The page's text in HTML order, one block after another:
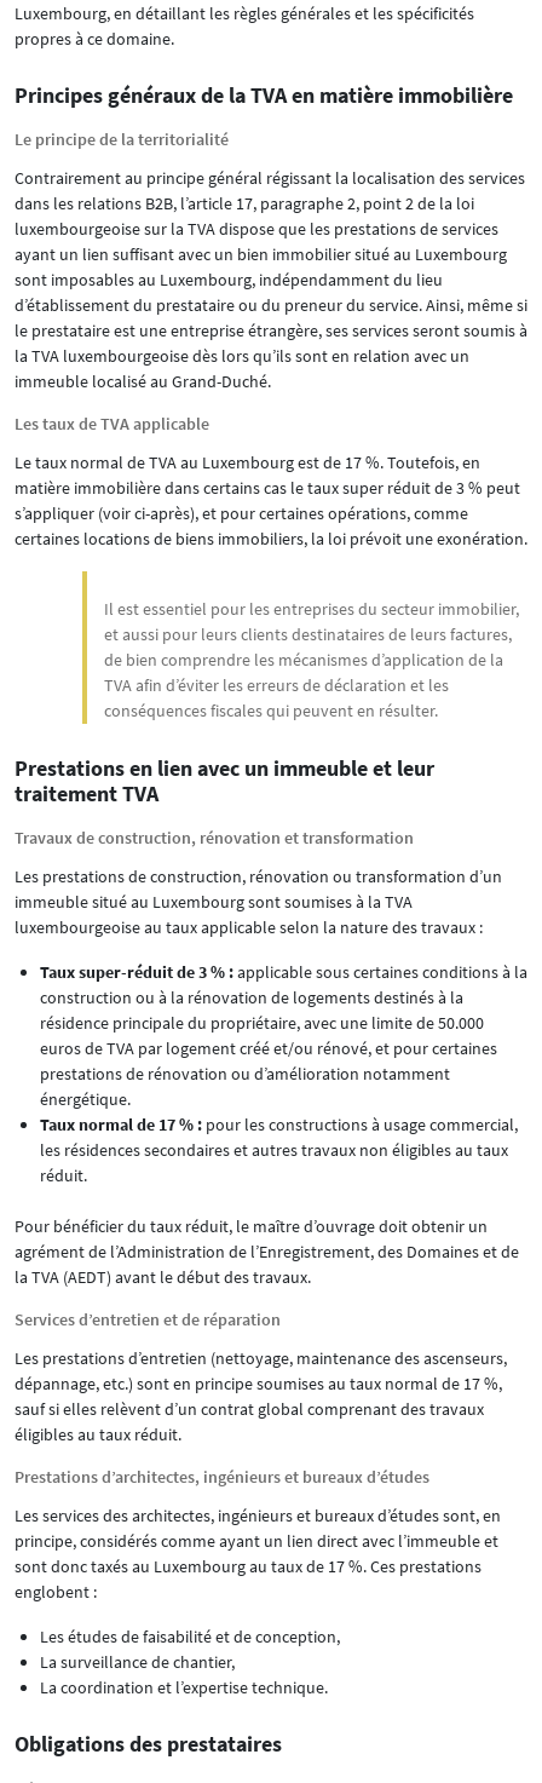
Luxembourg, en détaillant les règles générales et les spécificités
propres à ce domaine.
Principes généraux de la TVA en matière immobilière
Le principe de la territorialité
Contrairement au principe général régissant la localisation des services
dans les relations B2B, l’article 17, paragraphe 2, point 2 de la loi
luxembourgeoise sur la TVA dispose que les prestations de services
ayant un lien suffisant avec un bien immobilier situé au Luxembourg
sont imposables au Luxembourg, indépendamment du lieu
d’établissement du prestataire ou du preneur du service. Ainsi, même si
le prestataire est une entreprise étrangère, ses services seront soumis à
la TVA luxembourgeoise dès lors qu’ils sont en relation avec un
immeuble localisé au Grand-Duché.
Les taux de TVA applicable
Le taux normal de TVA au Luxembourg est de 17 %. Toutefois, en
matière immobilière dans certains cas le taux super réduit de 3 % peut
s’appliquer (voir ci-après), et pour certaines opérations, comme
certaines locations de biens immobiliers, la loi prévoit une exonération.
Il est essentiel pour les entreprises du secteur immobilier,
et aussi pour leurs clients destinataires de leurs factures,
de bien comprendre les mécanismes d’application de la
TVA afin d’éviter les erreurs de déclaration et les
conséquences fiscales qui peuvent en résulter.
Prestations en lien avec un immeuble et leur
traitement TVA
Travaux de construction, rénovation et transformation
Les prestations de construction, rénovation ou transformation d’un
immeuble situé au Luxembourg sont soumises à la TVA
luxembourgeoise au taux applicable selon la nature des travaux :
Taux super-réduit de 3 % :applicable sous certaines conditions à la
construction ou à la rénovation de logements destinés à la
résidence principale du propriétaire, avec une limite de 50.000
euros de TVA par logement créé et/ou rénové, et pour certaines
prestations de rénovation ou d’amélioration notamment
énergétique.
Taux normal de 17 % : pour les constructions à usage commercial,
les résidences secondaires et autres travaux non éligibles au taux
réduit.
Pour bénéficier du taux réduit, le maître d’ouvrage doit obtenir un
agrément de l’Administration de l’Enregistrement, des Domaines et de
la TVA (AEDT) avant le début des travaux.
Services d’entretien et de réparation
Les prestations d’entretien (nettoyage, maintenance des ascenseurs,
dépannage, etc.) sont en principe soumises au taux normal de 17 %,
sauf si elles relèvent d’un contrat global comprenant des travaux
éligibles au taux réduit.
Prestations d’architectes, ingénieurs et bureaux d’études
Les services des architectes, ingénieurs et bureaux d’études sont, en
principe, considérés comme ayant un lien direct avec l’immeuble et
sont donc taxés au Luxembourg au taux de 17 %. Ces prestations
englobent :
Les études de faisabilité et de conception,
La surveillance de chantier,
La coordination et l’expertise technique.
Obligations des prestataires